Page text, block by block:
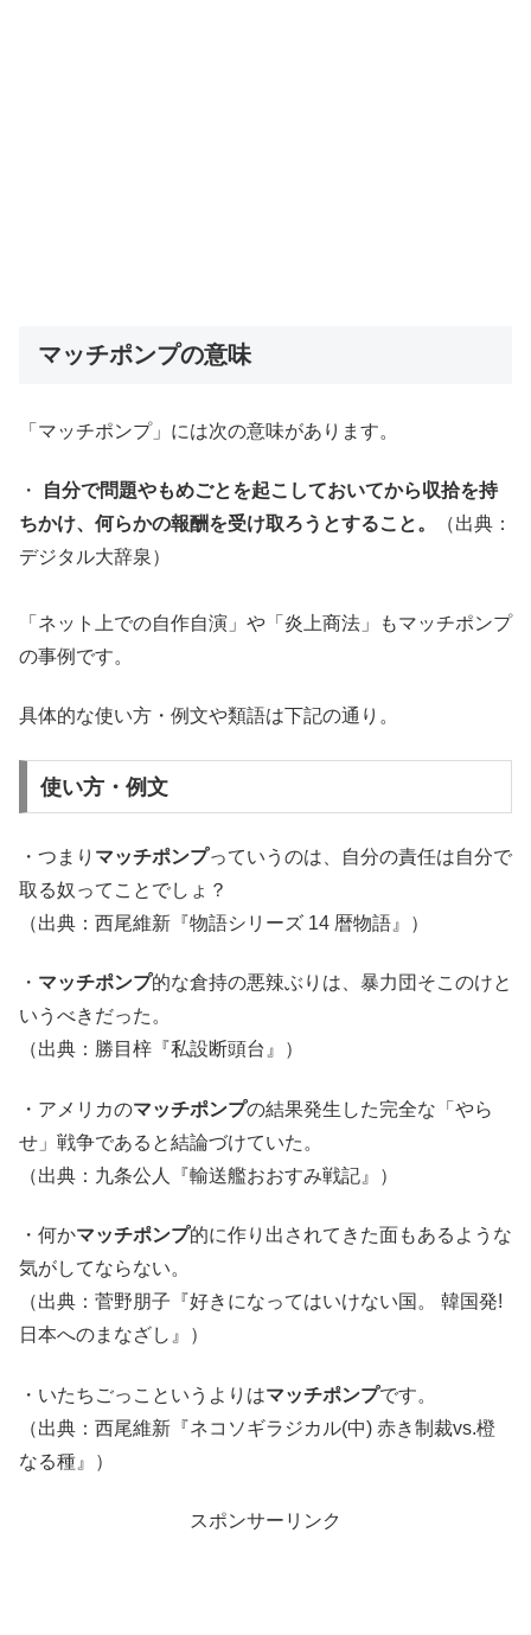
マッチポンプの意味
「マッチポンプ」には次の意味があります。
・
自分で問題やもめごとを起こしておいてから収拾を持
ちかけ、何らかの報酬を受け取ろうとすること。
（出典：
デジタル大辞泉）
「ネット上での自作自演」や「炎上商法」もマッチポンプ
の事例です。
具体的な使い方・例文や類語は下記の通り。
使い方・例文
・つまり マッチポンプっていうのは、自分の責任は自分で
取る奴ってことでしょ？
（出典：西尾維新『物語シリーズ 14 暦物語』）
・ マッチポンプ的な倉持の悪辣ぶりは、暴力団そこのけと
いうべきだった。
（出典：勝目梓『私設断頭台』）
・アメリカのマッチポンプの結果発生した完全な「やら
せ」戦争であると結論づけていた。
（出典：九条公人『輸送艦おおすみ戦記』）
・何かマッチポンプ的に作り出されてきた面もあるような
気がしてならない。
（出典：菅野朋子『好きになってはいけない国。 韓国発!
日本へのまなざし』）
・いたちごっこというよりはマッチポンプです。
（出典：西尾維新『ネコソギラジカル(中) 赤き制裁vs.橙
なる種』）
スポンサーリンク